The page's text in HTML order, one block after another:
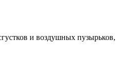
и воздушных пузырьков,